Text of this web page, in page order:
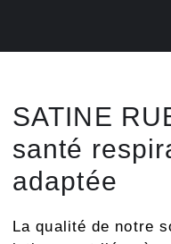
SATINE
santé
adaptée
La qualité de notre